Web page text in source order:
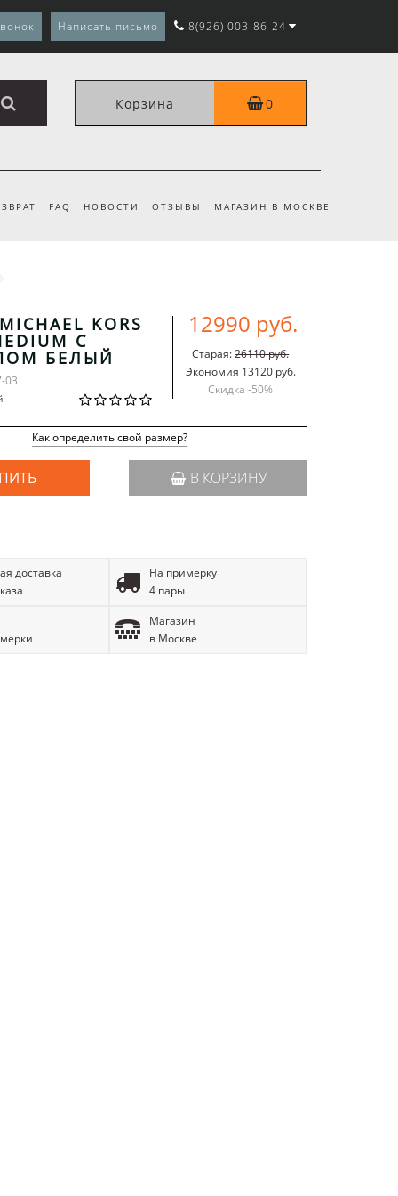
Написать письмо 8(926) 003-86-24
Корзина 0
FAQ НОВОСТИ ОТЗЫВЫ МАГАЗИН В МОСКВЕ
KORS
С
БЕЛЫЙ
03
12990 руб.
Старая:26110 руб.
Экономия 13120 руб.
Скидка -50%
Как определить свой размер?
В КОРЗИНУ
доставка
На примерку
4 пары
Магазин
в Москве